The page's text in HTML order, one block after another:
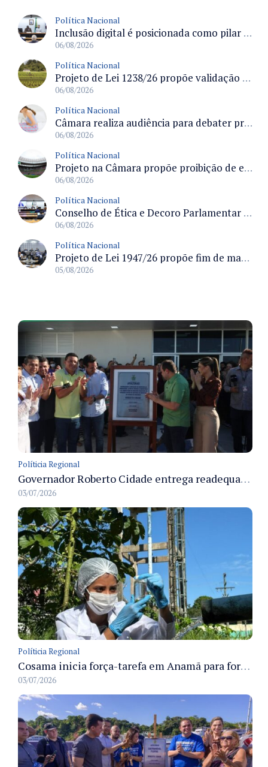
Política Nacional
Inclusão digital é posicionada como pilar essencial da reurbanização de favelas e periferias
06/08/2026
Política Nacional
Projeto de Lei 1238/26 propõe validação automática do Cadastro Ambiental Rural para imóveis de até quatro módulos fiscais
06/08/2026
Política Nacional
Câmara realiza audiência para debater prevenção, diagnóstico e tratamento da endometriose na terça-feira às 16 horas
06/08/2026
Política Nacional
Projeto na Câmara propõe proibição de entrada em estádios para condenados por violência e devedores de pensão alimentícia
06/08/2026
Política Nacional
Conselho de Ética e Decoro Parlamentar analisa representações e oitivas agendadas para terça (11)
06/08/2026
Política Nacional
Projeto de Lei 1947/26 propõe fim de margens para cartão de crédito e consignado do INSS
05/08/2026
Políticia Regional
Governador Roberto Cidade entrega readequação do ambulatório da FCecon e amplia capacidade de atendimento oncológico em Manaus
03/07/2026
Políticia Regional
Cosama inicia força-tarefa em Anamã para fortalecer abastecimento de água e segurança hídrica da população
03/07/2026